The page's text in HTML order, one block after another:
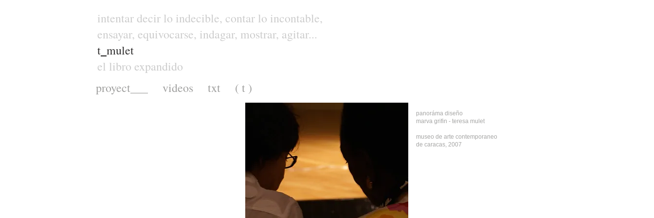
intentar decir lo indecible, contar lo incontable,
ensayar, equivocarse, indagar, mostrar, agitar...
t mulet
el libro expandido
proyect___
videos txt ( t )
panoráma diseño
marva grifin - teresa mulet
museo de arte contemporaneo
de caracas, 2007